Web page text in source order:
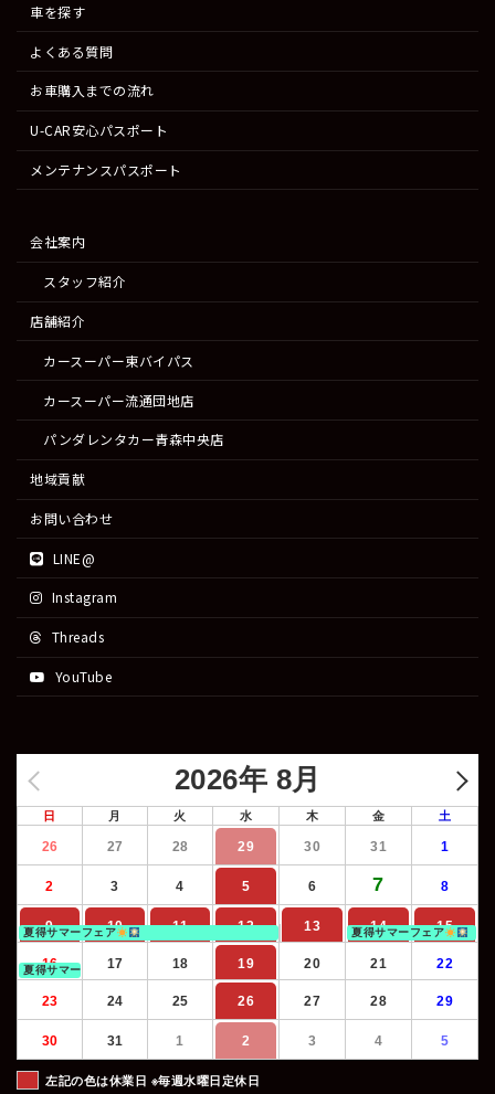
車を探す
よくある質問
お車購入までの流れ
U-CAR安心パスポート
メンテナンスパスポート
会社案内
スタッフ紹介
店舗紹介
カースーパー東バイパス
カースーパー流通団地店
パンダレンタカー青森中央店
地域貢献
お問い合わせ
LINE@
Instagram
Threads
YouTube
2026年 8月
日 月 火 水 木 金 土
26 27 28 29 30 31 1
2 3 4 5 6 7 8
9 10 11 12 13 14 15
夏得サマーフェア 夏得サマーフェア
16 17 18 19 20 21 22
夏得サマーフェア
23 24 25 26 27 28 29
30 31 1 2 3 4 5
左記の色は休業日 ※毎週水曜日定休日